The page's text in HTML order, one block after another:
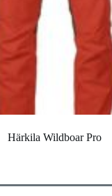
Härkila Wildboar Pro